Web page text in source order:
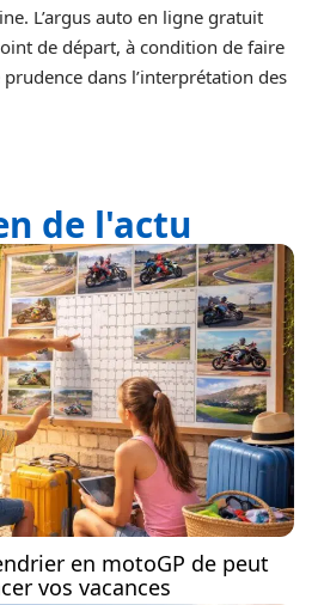
L’argus auto en ligne gratuit
de départ, à condition de faire
dans l’interprétation des
de l'actu
en motoGP de peut
vos vacances